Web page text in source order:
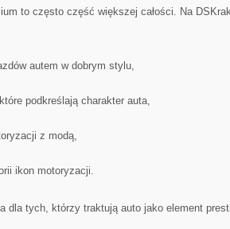
to często część większej całości. Na
autem w dobrym stylu,
podkreślają charakter auta,
z modą,
ikon motoryzacji.
dla tych, którzy traktują auto jako element